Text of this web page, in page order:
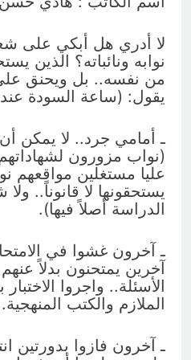
لا أدري هل أبكي على
نوابه ونائباته؟ الذين
من نفسه.. بل ويحنق
يقول: (ساعة السودة
ـ أمامي جرد.. لا يمكن
(نواب مزورون
عليا مستغلين مواقعهم
يستحقونها لا قانوناً..
الدراسة أصلاً فيها).
ـ آخرون غشوا في
آخرين يمتحنون بدلاً
الأسئلة.. واجروا
الملازم والكتب المنهجية.
ـ آخرون فازوا بدورتين